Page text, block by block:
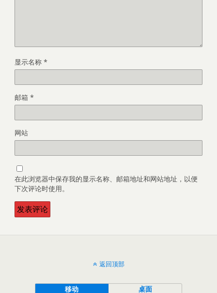
显示名称 *
邮箱 *
网站
在此浏览器中保存我的显示名称、邮箱地址和网站地址，以便
下次评论时使用。
返回顶部
移动 桌面